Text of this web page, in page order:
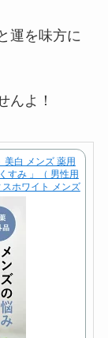
運を味方に
んよ！
美白 メンズ 薬用
すみ 」（ 男性用
ホワイト メンズ